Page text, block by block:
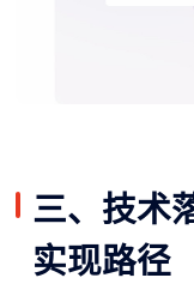
三、技术
实现路径